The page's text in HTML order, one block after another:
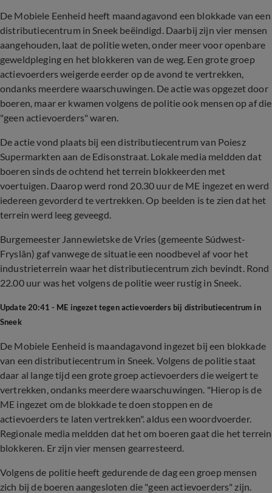
De Mobiele Eenheid heeft maandagavond een blokkade van een
distributiecentrum in Sneek beëindigd. Daarbij zijn vier mensen
aangehouden, laat de politie weten, onder meer voor openbare
geweldpleging en het blokkeren van de weg. Een grote groep
actievoerders weigerde eerder op de avond te vertrekken,
ondanks meerdere waarschuwingen. De actie was opgezet door
boeren, maar er kwamen volgens de politie ook mensen op af die
"geen actievoerders" waren.
De actie vond plaats bij een distributiecentrum van Poiesz
Supermarkten aan de Edisonstraat. Lokale media meldden dat
boeren sinds de ochtend het terrein blokkeerden met
voertuigen. Daarop werd rond 20.30 uur de ME ingezet en werd
iedereen gevorderd te vertrekken. Op beelden is te zien dat het
terrein werd leeg geveegd.
Burgemeester Jannewietske de Vries (gemeente Súdwest-
Fryslân) gaf vanwege de situatie een noodbevel af voor het
industrieterrein waar het distributiecentrum zich bevindt. Rond
22.00 uur was het volgens de politie weer rustig in Sneek.
Update 20:41 - ME ingezet tegen actievoerders bij distributiecentrum in
Sneek
De Mobiele Eenheid is maandagavond ingezet bij een blokkade
van een distributiecentrum in Sneek. Volgens de politie staat
daar al lange tijd een grote groep actievoerders die weigert te
vertrekken, ondanks meerdere waarschuwingen. "Hierop is de
ME ingezet om de blokkade te doen stoppen en de
actievoerders te laten vertrekken". aldus een woordvoerder.
Regionale media meldden dat het om boeren gaat die het terrein
blokkeren. Er zijn vier mensen gearresteerd.
Volgens de politie heeft gedurende de dag een groep mensen
zich bij de boeren aangesloten die "geen actievoerders" zijn.